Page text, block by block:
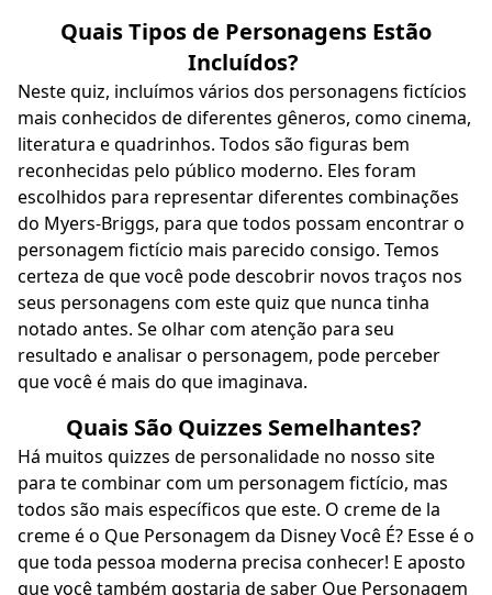
Quais Tipos de Personagens Estão
Incluídos?
Neste quiz, incluímos vários dos personagens fictícios
mais conhecidos de diferentes gêneros, como cinema,
literatura e quadrinhos. Todos são figuras bem
reconhecidas pelo público moderno. Eles foram
escolhidos para representar diferentes combinações
do Myers-Briggs, para que todos possam encontrar o
personagem fictício mais parecido consigo. Temos
certeza de que você pode descobrir novos traços nos
seus personagens com este quiz que nunca tinha
notado antes. Se olhar com atenção para seu
resultado e analisar o personagem, pode perceber
que você é mais do que imaginava.
Quais São Quizzes Semelhantes?
Há muitos quizzes de personalidade no nosso site
para te combinar com um personagem fictício, mas
todos são mais específicos que este. O creme de la
creme é o Que Personagem da Disney Você É? Esse é o
que toda pessoa moderna precisa conhecer! E aposto
que você também gostaria de saber Que Personagem